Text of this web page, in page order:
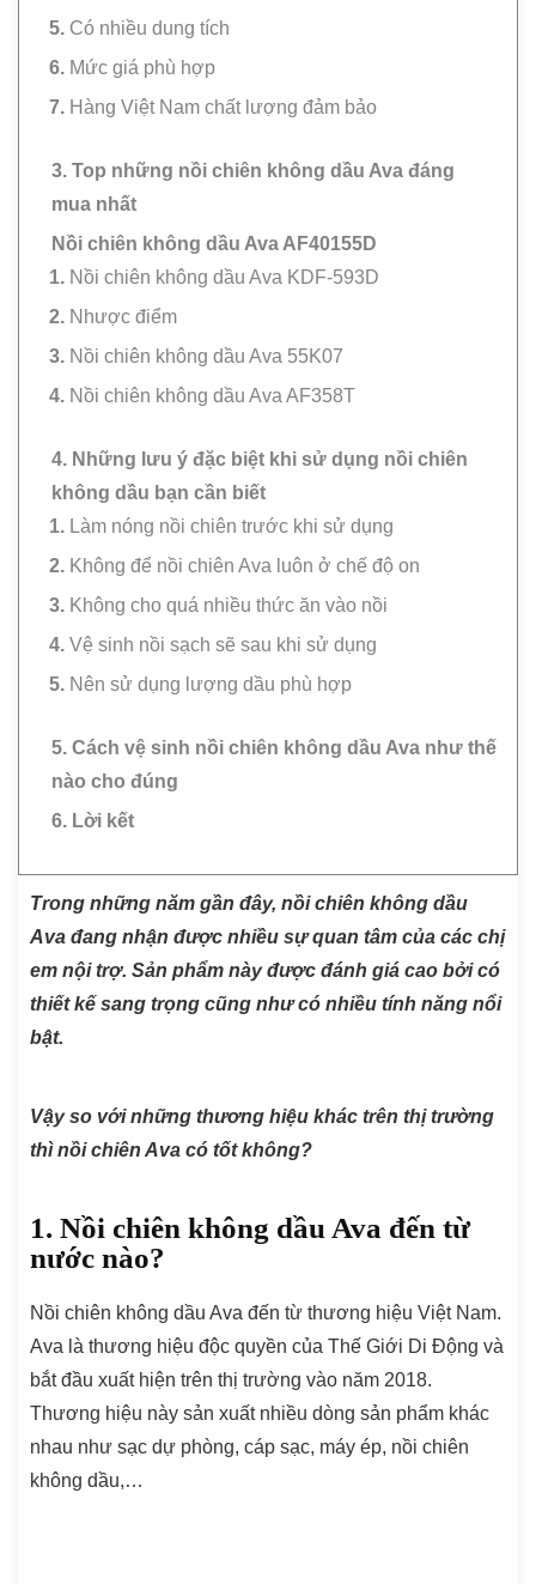
Có nhiều dung tích
Mức giá phù hợp
Hàng Việt Nam chất lượng đảm bảo
3. Top những nồi chiên không dầu Ava đáng
mua nhất
Nồi chiên không dầu Ava AF40155D
Nồi chiên không dầu Ava KDF-593D
Nhược điểm
Nồi chiên không dầu Ava 55K07
Nồi chiên không dầu Ava AF358T
4. Những lưu ý đặc biệt khi sử dụng nồi chiên
không dầu bạn cần biết
Làm nóng nồi chiên trước khi sử dụng
Không để nồi chiên Ava luôn ở chế độ on
Không cho quá nhiều thức ăn vào nồi
Vệ sinh nồi sạch sẽ sau khi sử dụng
Nên sử dụng lượng dầu phù hợp
5. Cách vệ sinh nồi chiên không dầu Ava như thế
nào cho đúng
6. Lời kết
Trong những năm gần đây, nồi chiên không dầu
Ava đang nhận được nhiều sự quan tâm của các chị
em nội trợ. Sản phẩm này được đánh giá cao bởi có
thiết kế sang trọng cũng như có nhiều tính năng nổi
bật.
Vậy so với những thương hiệu khác trên thị trường
thì nồi chiên Ava có tốt không?
1. Nồi chiên không dầu Ava đến từ
nước nào?
Nồi chiên không dầu Ava đến từ thương hiệu Việt Nam.
Ava là thương hiệu độc quyền của Thế Giới Di Động và
bắt đầu xuất hiện trên thị trường vào năm 2018.
Thương hiệu này sản xuất nhiều dòng sản phẩm khác
nhau như sạc dự phòng, cáp sạc, máy ép, nồi chiên
không dầu,…